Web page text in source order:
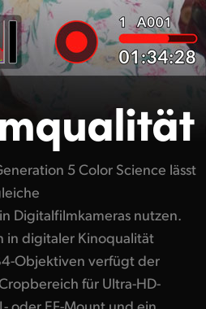
5 Color Science lässt
Digitalfilmkameras nutzen.
in digitaler Kinoqualität
Objektiven verfügt der
für Ultra-HD-
Sie für Digitalfilm die
Mit 13
fängt die Kamera dunklere
ein. Perfekt für die
bedeutet Digitalfilm eine